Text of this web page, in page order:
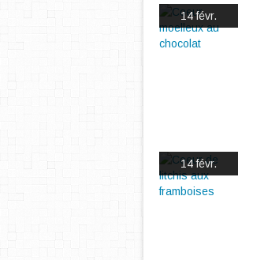
14 févr.
14 févr.